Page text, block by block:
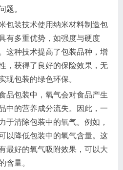
题。
包装技术使用纳米材料制造包
有多重优势，如强度与硬度
这种技术提高了包装品种，增
，获得了良好的保险效果，无
现包装的绿色环保。
品包装中，氧气会对食品产生
中的营养成分流失。因此，一
于清除包装中的氧气。例如，
以降低包装中的氧气含量。这
最好的氧气吸附效果，可以大
含量。